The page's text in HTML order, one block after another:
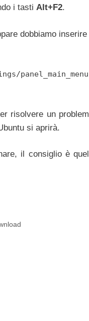
i tasti Alt+F2.
dobbiamo
risolvere un
si aprirà.
il consiglio è